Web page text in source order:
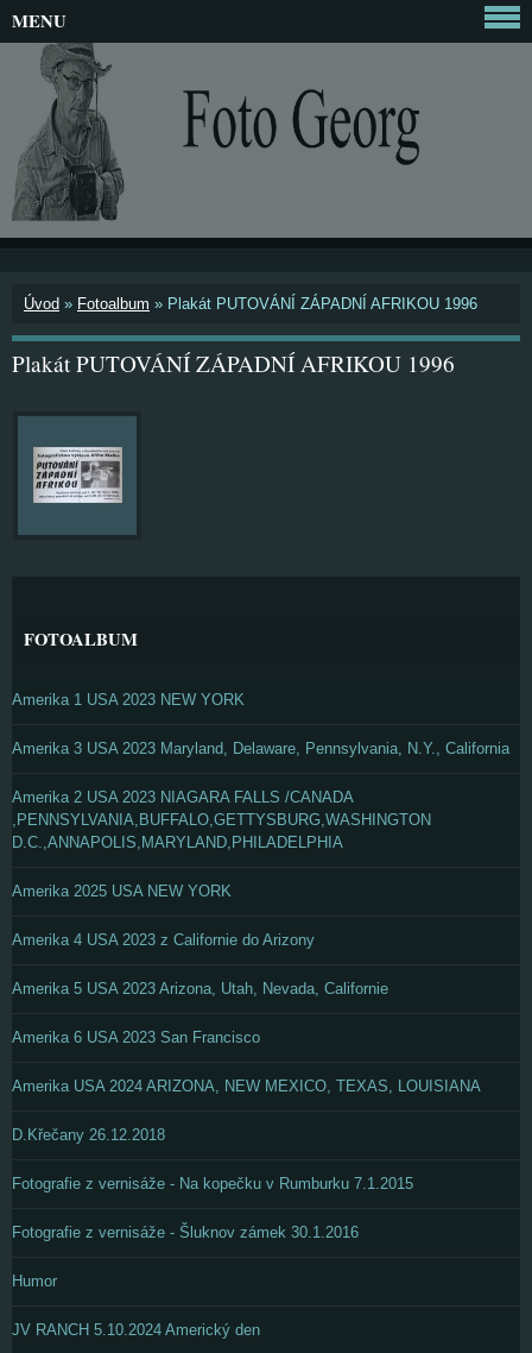
Úvod » Fotoalbum » Plakát PUTOVÁNÍ ZÁPADNÍ AFRIKOU 1996
Plakát PUTOVÁNÍ ZÁPADNÍ AFRIKOU 1996
MENU
FOTOALBUM
Amerika 1 USA 2023 NEW YORK
Amerika 3 USA 2023 Maryland, Delaware, Pennsylvania, N.Y., California
Amerika 2 USA 2023 NIAGARA FALLS /CANADA
,PENNSYLVANIA,BUFFALO,GETTYSBURG,WASHINGTON
D.C.,ANNAPOLIS,MARYLAND,PHILADELPHIA
Amerika 2025 USA NEW YORK
Amerika 4 USA 2023 z Californie do Arizony
Amerika 5 USA 2023 Arizona, Utah, Nevada, Californie
Amerika 6 USA 2023 San Francisco
Amerika USA 2024 ARIZONA, NEW MEXICO, TEXAS, LOUISIANA
D.Křečany 26.12.2018
Fotografie z vernisáže - Na kopečku v Rumburku 7.1.2015
Fotografie z vernisáže - Šluknov zámek 30.1.2016
Humor
JV RANCH 5.10.2024 Americký den